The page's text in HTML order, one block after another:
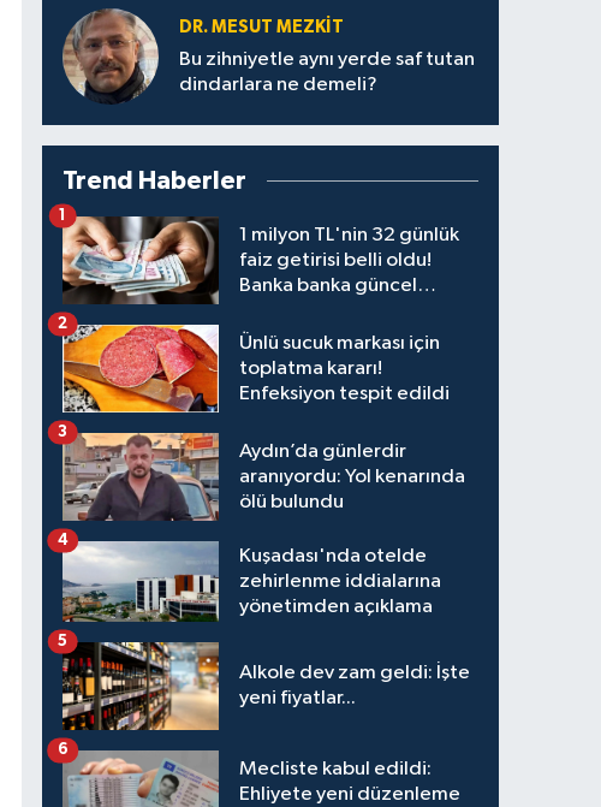
DR. MESUT MEZKIT
Bu zihniyetle aynı yerde saf tutan
dindarlara ne demeli?
Trend Haberler
1 milyon TL'nin 32 günlük
faiz getirisi belli oldu!
Banka banka güncel
1
Ünlü sucuk markası için
toplatma kararı!
Enfeksiyon tespit edildi
2
Aydın’da günlerdir
aranıyordu: Yol kenarında
ölü bulundu
3
Kuşadası'nda otelde
zehirlenme iddialarına
yönetimden açıklama
4
Alkole dev zam geldi: İşte
yeni fiyatlar...
5
Mecliste kabul edildi:
Ehliyete yeni düzenleme
6